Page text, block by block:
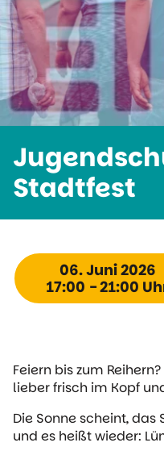
Stadtfest
06. Juni 2026
17:00 - 21:00
Feiern bis zum
lieber frisch im Kopf
Die Sonne scheint,
und es heißt wieder: